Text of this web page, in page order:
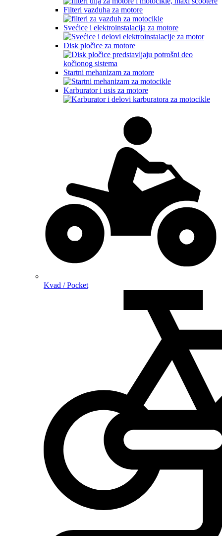
Filteri vazduha za motore
Svećice i elektroinstalacija za motore
Disk pločice za motore
Startni mehanizam za motore
Karburator i usis za motore
Kvad / Pocket